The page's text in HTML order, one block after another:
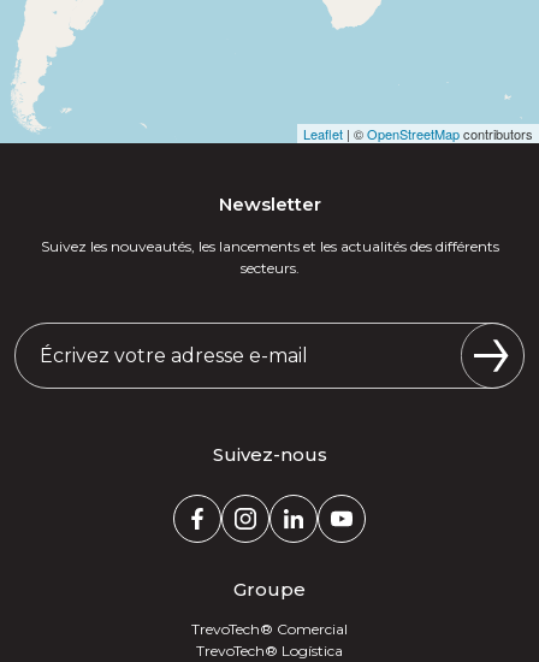
Leaflet | ©OpenStreetMapcontributors
Newsletter
Suivez les nouveautés, les lancements et les actualités des différents
secteurs.
Suivez-nous
Groupe
TrevoTech® Comercial
TrevoTech® Logística